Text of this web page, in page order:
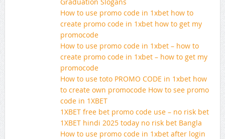
How to use promo code in 1xbet how to
create promo code in 1xbet how to get my
promocode
How to use promo code in 1xbet – how to
create promo code in 1xbet – how to get my
promocode
How to use toto PROMO CODE in 1xbet how
to create own promocode How to see promo
code in 1XBET
1XBET free bet promo code use – no risk bet
1XBET hindi 2025 today no risk bet Bangla
How to use promo code in 1xbet after login